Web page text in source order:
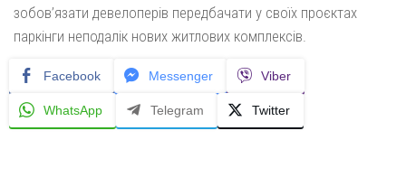
зобов’язати девелоперів передбачати у своїх проєктах
паркінги неподалік нових житлових комплексів.
Facebook Messenger Viber
WhatsApp Telegram Twitter